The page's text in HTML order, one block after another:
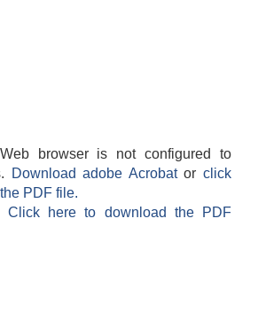
browser is not configured to
Download adobe Acrobatorclick
PDF file.
Click here to download the PDF